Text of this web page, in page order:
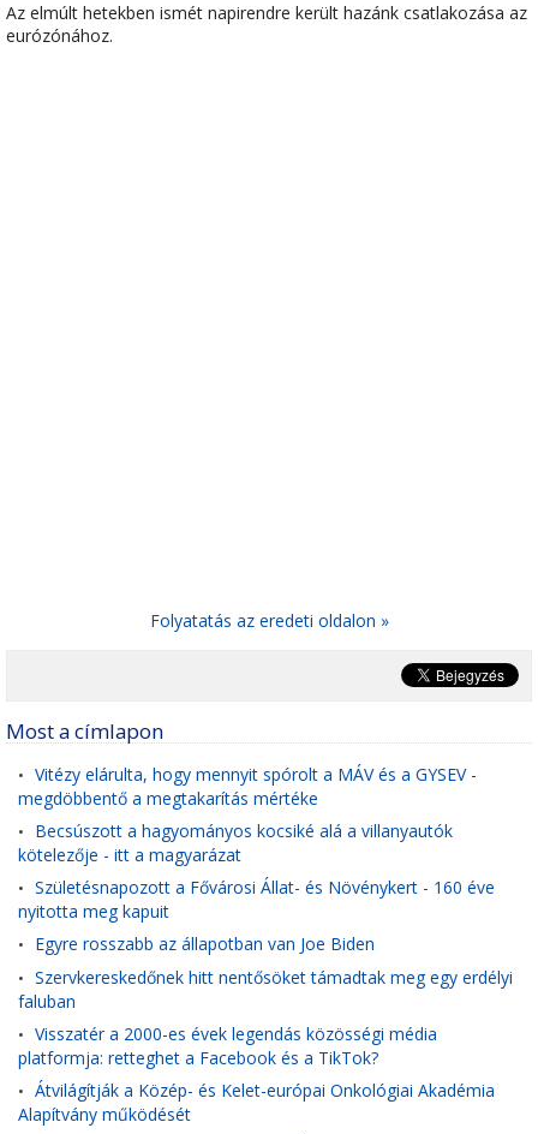
Az elmúlt hetekben ismét napirendre került hazánk csatlakozása az
eurózónához.
Folyatatás az eredeti oldalon »
Most a címlapon
• Vitézy elárulta, hogy mennyit spórolt a MÁV és a GYSEV -
megdöbbentő a megtakarítás mértéke
• Becsúszott a hagyományos kocsiké alá a villanyautók
kötelezője - itt a magyarázat
• Születésnapozott a Fővárosi Állat- és Növénykert - 160 éve
nyitotta meg kapuit
• Egyre rosszabb az állapotban van Joe Biden
• Szervkereskedőnek hitt nentősöket támadtak meg egy erdélyi
faluban
• Visszatér a 2000-es évek legendás közösségi média
platformja: retteghet a Facebook és a TikTok?
• Átvilágítják a Közép- és Kelet-európai Onkológiai Akadémia
Alapítvány működését